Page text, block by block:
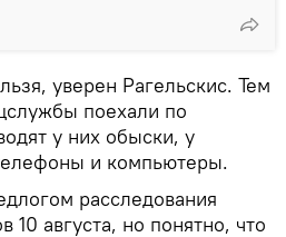
уверен Рагельскис. Тем
поехали по
у них обыски, у
и компьютеры.
расследования
10 августа, но понятно, что